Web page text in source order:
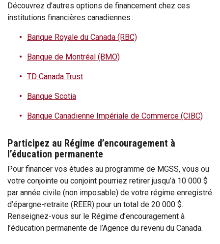
Découvrez d’autres options de financement chez ces
institutions financières canadiennes :
Banque Royale du Canada (RBC)
Banque de Montréal (BMO)
TD Canada Trust
Banque Scotia
Banque Canadienne Impériale de Commerce (CIBC)
Participez au Régime d’encouragement à
l’éducation permanente
Pour financer vos études au programme de MGSS, vous ou
votre conjointe ou conjoint pourriez retirer jusqu’à 10 000 $
par année civile (non imposable) de votre régime enregistré
d’épargne-retraite (REER) pour un total de 20 000 $.
Renseignez-vous sur le Régime d’encouragement à
l’éducation permanente de l’Agence du revenu du Canada.